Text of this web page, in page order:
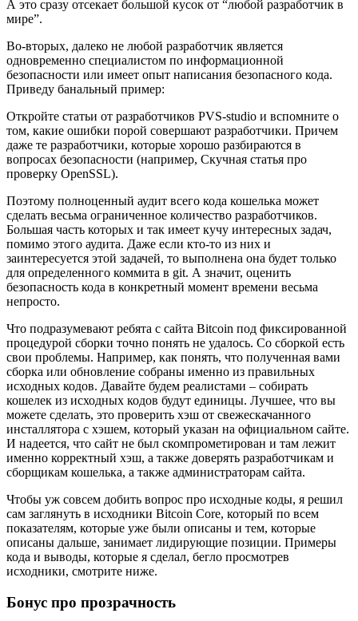
А это сразу отсекает большой кусок от “любой разработчик в
мире”.
Во-вторых, далеко не любой разработчик является
одновременно специалистом по информационной
безопасности или имеет опыт написания безопасного кода.
Приведу банальный пример:
Откройте статьи от разработчиков PVS-studio и вспомните о
том, какие ошибки порой совершают разработчики. Причем
даже те разработчики, которые хорошо разбираются в
вопросах безопасности (например, Скучная статья про
проверку OpenSSL).
Поэтому полноценный аудит всего кода кошелька может
сделать весьма ограниченное количество разработчиков.
Большая часть которых и так имеет кучу интересных задач,
помимо этого аудита. Даже если кто-то из них и
заинтересуется этой задачей, то выполнена она будет только
для определенного коммита в git. А значит, оценить
безопасность кода в конкретный момент времени весьма
непросто.
Что подразумевают ребята с сайта Bitcoin под фиксированной
процедурой сборки точно понять не удалось. Со сборкой есть
свои проблемы. Например, как понять, что полученная вами
сборка или обновление собраны именно из правильных
исходных кодов. Давайте будем реалистами – собирать
кошелек из исходных кодов будут единицы. Лучшее, что вы
можете сделать, это проверить хэш от свежескачанного
инсталлятора с хэшем, который указан на официальном сайте.
И надеется, что сайт не был скомпрометирован и там лежит
именно корректный хэш, а также доверять разработчикам и
сборщикам кошелька, а также администраторам сайта.
Чтобы уж совсем добить вопрос про исходные коды, я решил
сам заглянуть в исходники Bitcoin Core, который по всем
показателям, которые уже были описаны и тем, которые
описаны дальше, занимает лидирующие позиции. Примеры
кода и выводы, которые я сделал, бегло просмотрев
исходники, смотрите ниже.
Бонус про прозрачность